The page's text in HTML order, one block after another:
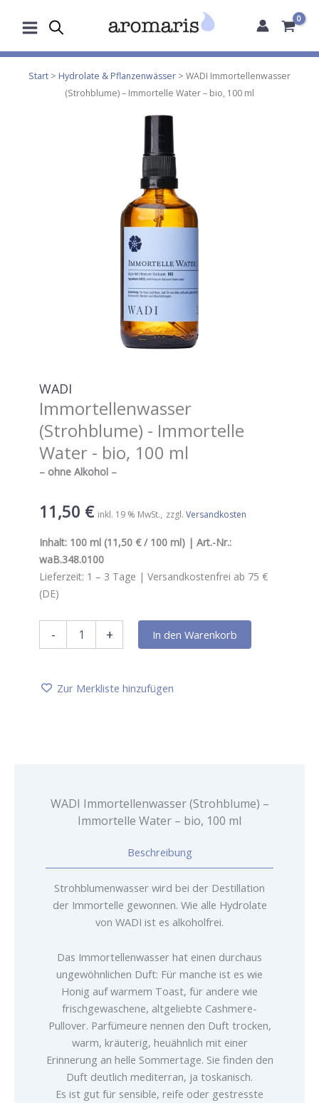
Inhalt
Start > Hydrolate & Pflanzenwässer > WADI Immortellenwasser
(Strohblume) – Immortelle Water – bio, 100 ml
WADI
Immortellenwasser
(Strohblume) - Immortelle
Water - bio, 100 ml
– ohne Alkohol –
11,50 € inkl. 19 % MwSt. zzgl. Versandkosten
Inhalt: 100 ml (11,50 € / 100 ml) | Art.-Nr.:
waB.348.0100
Lieferzeit: 1 – 3 Tage | Versandkostenfrei ab 75 €
(DE)
-
Immortellenwasser
Immortelle
+ In den Warenkorb
Zur Merkliste hinzufügen
WADI Immortellenwasser (Strohblume) –
Immortelle Water – bio, 100 ml
Beschreibung
Strohblumenwasser wird bei der Destillation
der Immortelle gewonnen. Wie alle Hydrolate
von WADI ist es alkoholfrei.
Das Immortellenwasser hat einen durchaus
ungewöhnlichen Duft: Für manche ist es wie
Honig auf warmem Toast, für andere wie
frischgewaschene, altgeliebte Cashmere-
Pullover. Parfümeure nennen den Duft trocken,
warm, kräuterig, heuähnlich mit einer
Erinnerung an helle Sommertage. Sie finden den
Duft deutlich mediterran, ja toskanisch.
Es ist gut für sensible, reife oder gestresste